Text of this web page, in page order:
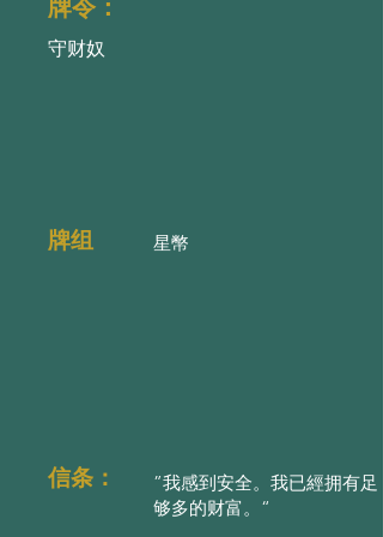
牌令：
守财奴
牌组 星幣
信条：
”我感到安全。我已經拥有足
够多的财富。“